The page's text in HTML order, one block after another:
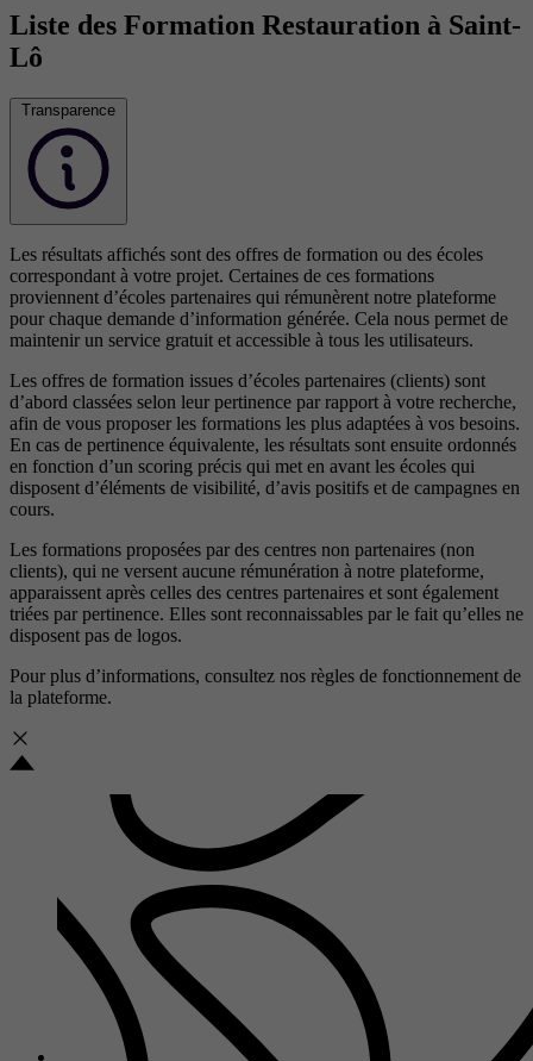
Liste des Formation Restauration à Saint-
Lô
Transparence
Les résultats affichés sont des offres de formation ou des écoles
correspondant à votre projet. Certaines de ces formations
proviennent d’écoles partenaires qui rémunèrent notre plateforme
pour chaque demande d’information générée. Cela nous permet de
maintenir un service gratuit et accessible à tous les utilisateurs.
Les offres de formation issues d’écoles partenaires (clients) sont
d’abord classées selon leur pertinence par rapport à votre recherche,
afin de vous proposer les formations les plus adaptées à vos besoins.
En cas de pertinence équivalente, les résultats sont ensuite ordonnés
en fonction d’un scoring précis qui met en avant les écoles qui
disposent d’éléments de visibilité, d’avis positifs et de campagnes en
cours.
Les formations proposées par des centres non partenaires (non
clients), qui ne versent aucune rémunération à notre plateforme,
apparaissent après celles des centres partenaires et sont également
triées par pertinence. Elles sont reconnaissables par le fait qu’elles ne
disposent pas de logos.
Pour plus d’informations, consultez nos règles de fonctionnement de
la plateforme.